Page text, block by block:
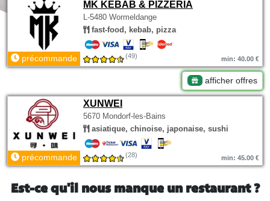
MK KEBAB & PIZZERIA
L-5480 Wormeldange
fast-food, kebab, pizza
précommande (49) min: 40.00 €
afficher offres
XUNWEI
5670 Mondorf-les-Bains
asiatique, chinoise, japonaise, sushi
précommande (28) min: 45.00 €
Est-ce qu'il nous manque un restaurant ?